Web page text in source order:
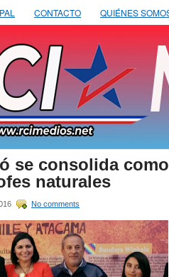
CONTACTO QUIÉNES
se consolida
naturales
No comments